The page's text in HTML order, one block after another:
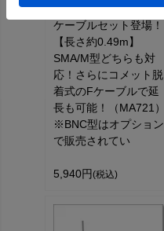
ナ付きマグネット基台
ケーブルセット登場！
【長さ約0.49m】
SMA/M型どちらも対
応！さらにコメット脱
着式のFケーブルで延
長も可能！（MA721）
※BNC型はオプション
で販売されてい
5,940円 (税込)